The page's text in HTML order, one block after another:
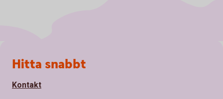
Sidfot
Hitta snabbt
Kontakt